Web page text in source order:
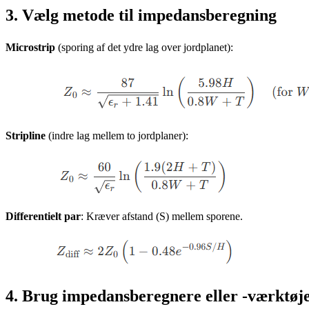
3. Vælg metode til impedansberegning
Microstrip (sporing af det ydre lag over jordplanet):
Stripline (indre lag mellem to jordplaner):
Differentielt par: Kræver afstand (S) mellem sporene.
4. Brug impedansberegnere eller -